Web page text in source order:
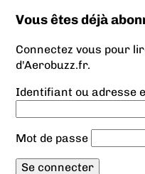
Vous êtes déjà
Connectez vous pour
d'Aerobuzz.fr.
Identifiant ou adresse
Mot de passe